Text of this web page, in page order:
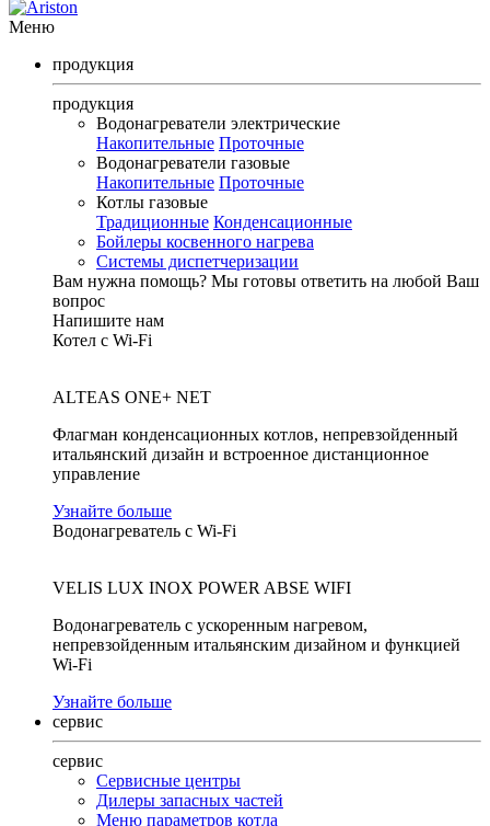
Меню
продукция
продукция
Водонагреватели электрические
Накопительные Проточные
Водонагреватели газовые
Накопительные Проточные
Котлы газовые
Традиционные Конденсационные
Бойлеры косвенного нагрева
Системы диспетчеризации
Вам нужна помощь? Мы готовы ответить на любой Ваш
вопрос
Напишите нам
Котел с Wi-Fi
ALTEAS ONE+ NET
Флагман конденсационных котлов, непревзойденный
итальянский дизайн и встроенное дистанционное
управление
Узнайте больше
Водонагреватель с Wi-Fi
VELIS LUX INOX POWER ABSE WIFI
Водонагреватель с ускоренным нагревом,
непревзойденным итальянским дизайном и функцией
Wi-Fi
Узнайте больше
сервис
сервис
Сервисные центры
Дилеры запасных частей
Меню параметров котла